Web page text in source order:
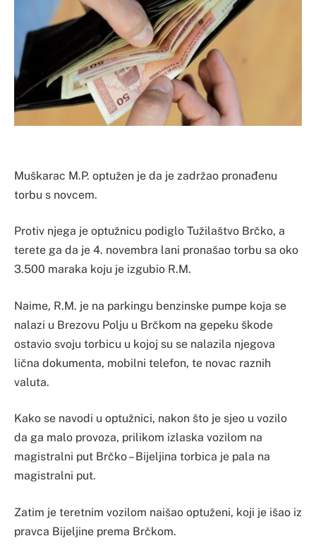
Muškarac M.P. optužen je da je zadržao pronađenu
torbu s novcem.
Protiv njega je optužnicu podiglo Tužilaštvo Brčko, a
terete ga da je 4. novembra lani pronašao torbu sa oko
3.500 maraka koju je izgubio R.M.
Naime, R.M. je na parkingu benzinske pumpe koja se
nalazi u Brezovu Polju u Brčkom na gepeku škode
ostavio svoju torbicu u kojoj su se nalazila njegova
lična dokumenta, mobilni telefon, te novac raznih
valuta.
Kako se navodi u optužnici, nakon što je sjeo u vozilo
da ga malo provoza, prilikom izlaska vozilom na
magistralni put Brčko – Bijeljina torbica je pala na
magistralni put.
Zatim je teretnim vozilom naišao optuženi, koji je išao iz
pravca Bijeljine prema Brčkom.